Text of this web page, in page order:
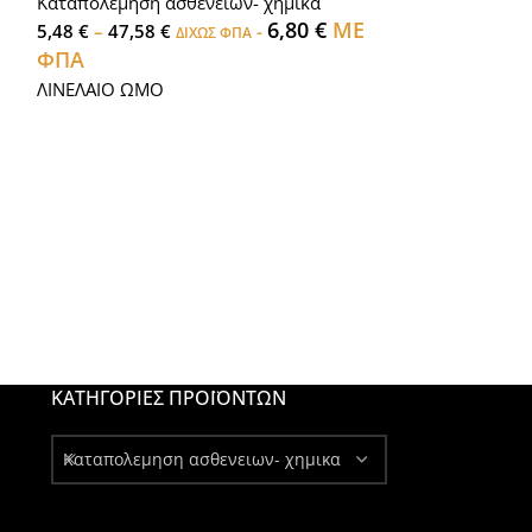
5,48 € – 47,58 € ΔΙΧΩΣ ΦΠΑ- 6,80 €ΜΕ
ΦΠΑ
ΛΙΝΕΛΑΙΟ ΩΜΟ
ΚΑΤΗΓΟΡΊΕΣ ΠΡΟΪΌΝΤΩΝ
Καταπολεμηση ασθενειων- χημικα